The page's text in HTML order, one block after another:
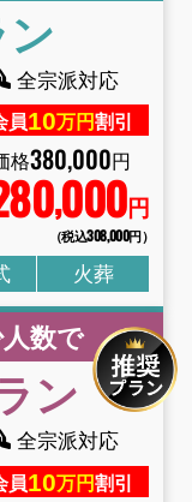
全宗派対応
員10万円割引
格380,000円
,000円
（税込308,000円）
火葬
数で
ン
全宗派対応
員10万円割引